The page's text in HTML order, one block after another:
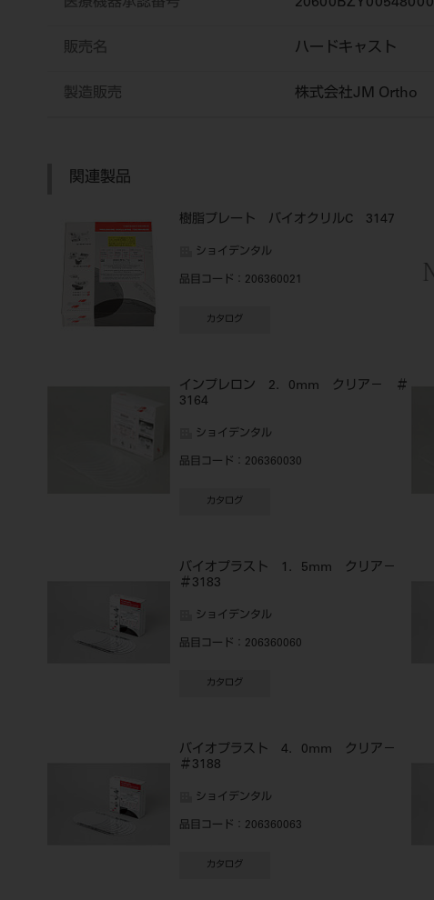
販売名 ハードキャスト
製造販売 株式会社JM Ortho
関連製品
樹脂プレート バイオクリルC 3147
ショイデンタル
品目コード ：206360021
カタログ
インプレロン 2．0mm クリア－ ＃
3164
ショイデンタル
品目コード ：206360030
カタログ
バイオプラスト 1．5mm クリア－
＃3183
ショイデンタル
品目コード ：206360060
カタログ
バイオプラスト 4．0mm クリア－
＃3188
ショイデンタル
品目コード ：206360063
カタログ